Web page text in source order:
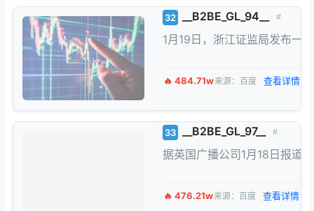
32 __B2BE_GL_94__ #
1月19日，浙江证监局发布一
🔥 484.71w来源：百度 查看详情 →
33 __B2BE_GL_97__ #
据英国广播公司1月18日报道
🔥 476.21w来源：百度 查看详情 →